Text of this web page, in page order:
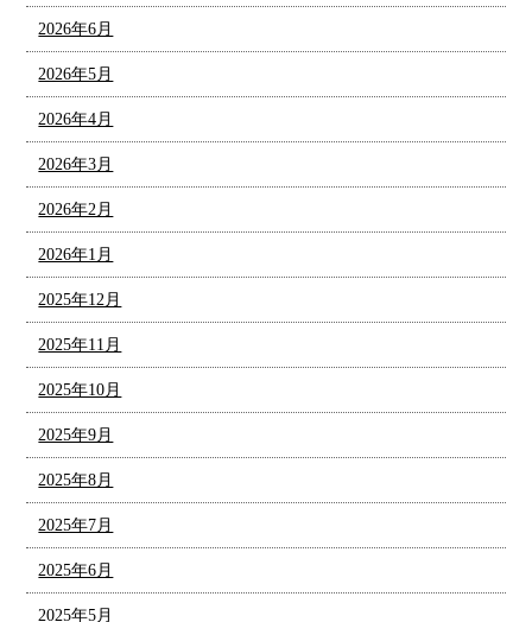
2026年6月
2026年5月
2026年4月
2026年3月
2026年2月
2026年1月
2025年12月
2025年11月
2025年10月
2025年9月
2025年8月
2025年7月
2025年6月
2025年5月